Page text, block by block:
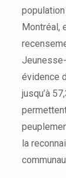
Montréal,
évidence
jusqu’à
la